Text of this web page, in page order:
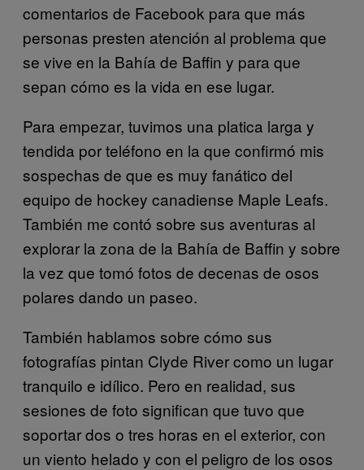
comentarios de Facebook para que más
personas presten atención al problema que
se vive en la Bahía de Baffin y para que
sepan cómo es la vida en ese lugar.
Para empezar, tuvimos una platica larga y
tendida por teléfono en la que confirmó mis
sospechas de que es muy fanático del
equipo de hockey canadiense Maple Leafs.
También me contó sobre sus aventuras al
explorar la zona de la Bahía de Baffin y sobre
la vez que tomó fotos de decenas de osos
polares dando un paseo.
También hablamos sobre cómo sus
fotografías pintan Clyde River como un lugar
tranquilo e idílico. Pero en realidad, sus
sesiones de foto significan que tuvo que
soportar dos o tres horas en el exterior, con
un viento helado y con el peligro de los osos